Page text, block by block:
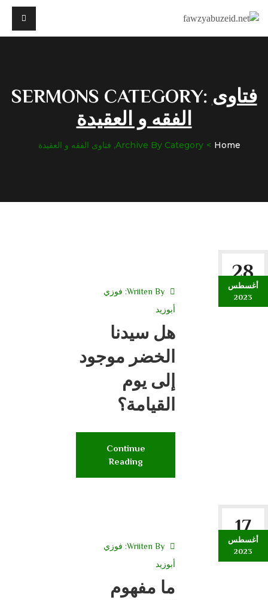
SERMONS CATEGORY: فتاوى
الفقه و العقيدة
Home Archive By Category, فتاوى الفقه و العقيدة
28
أغسطس
2023
Wriiten By: فوزي
أبوزيد
هل سيدنا
الخضر موجود
إلى يوم
القيامة؟
Continue
Reading
17
أغسطس
2023
Wriiten By: فوزي
أبوزيد
ما مفهوم